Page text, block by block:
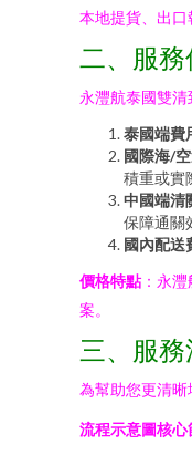
本地提貨、出
二、服
永灃航泰國雙
泰國端費
國際海/
積重或實
中國端清
保障通關
國內配送
價格特點：永灃
案。
三、服
為幫助您更清晰
流程示意圖核心